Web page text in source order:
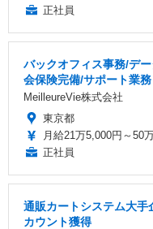
正社員
バックオフィス事務/デ
会保険完備/サポート業務
MeilleureVie株式会社
東京都
月給21万5,000円～50
正社員
通販カートシステム大
カウント獲得